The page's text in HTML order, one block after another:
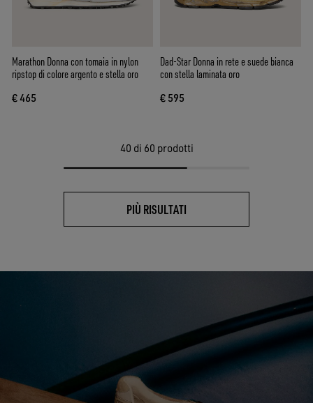
Marathon Donna con tomaia in nylon
ripstop di colore argento e stella oro
€ 465
Dad-Star Donna in rete e suede bianca
con stella laminata oro
€ 595
40 di 60 prodotti
PIÙ RISULTATI